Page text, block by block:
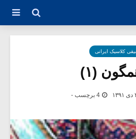
کلاسیک ایرانی
(۱)
4 برچسب -